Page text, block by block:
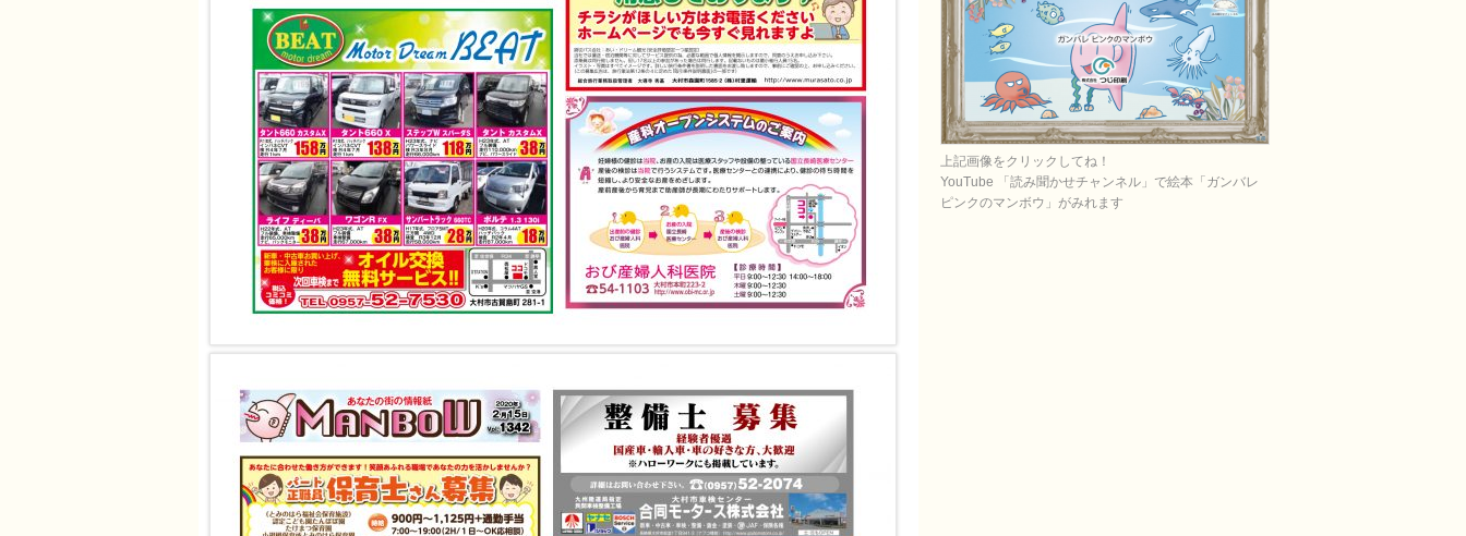
上記画像をクリックしてね！
YouTube 「読み聞かせチャンネル」で絵本「ガンバレ
ピンクのマンボウ」がみれます